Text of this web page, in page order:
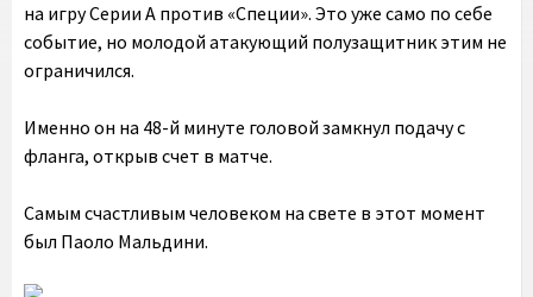
на игру Серии А против «Специи». Это уже само по себе
событие, но молодой атакующий полузащитник этим не
ограничился.
Именно он на 48-й минуте головой замкнул подачу с
фланга, открыв счет в матче.
Самым счастливым человеком на свете в этот момент
был Паоло Мальдини.